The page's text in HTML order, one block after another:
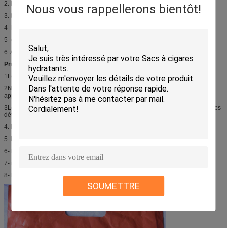
Nous vous rappellerons bientôt!
SOUMETTRE
2. Matériau et épaisseur;
3. taille;
4- l' imprimerie et la conception;
5- quantité;
6. Autres détails ou accessoires que vous avez requis;
Processus de production:
1Le client fournit la conception ou les illustrations;
2Nous renvoyons la preuve de l' artwork après la mise en forme pour
approbation;
3Le client approuve les illustrations après avoir vérifié la taille, les couleurs, les
détails...
4. Nous faisons des échantillons ((Si nécessaire);
5. Les échantillons ont été approuvés par le client (si nécessaire);
6- la production en série;
7- inspection interne ou par un tiers;
8- le transport maritime;